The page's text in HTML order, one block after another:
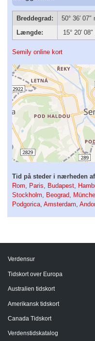
Breddegrad:
50° 36′ 07″
Længde:
15° 20′
Semily online kort
Tid på steder i nærheden af
Rom
Paris Budapest
Stockholm
Beograd
Podgorica Amsterdam
Verdensur
Tidskort over Europa
Australien tidskort
Amerikansk tidskort
Canada Tidskort
Verdenstidskatalog